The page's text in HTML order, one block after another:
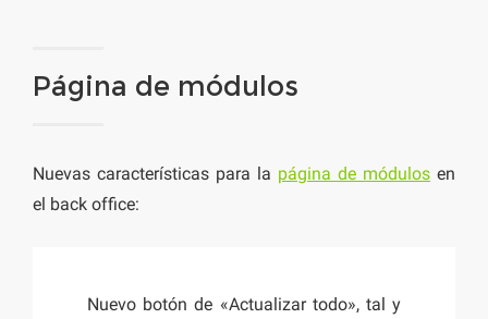
Página de módulos
Nuevas características para la página de módulos en
el back office:
Nuevo botón de «Actualizar todo», tal y